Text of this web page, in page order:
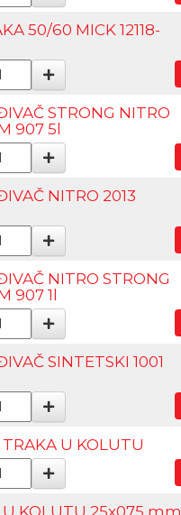
50/60 MICK 12118-
STRONG NITRO
907 5l
NITRO 2013
NITRO STRONG
907 1l
SINTETSKI 1001
U KOLUTU
U KOLUTU 25x075 mm